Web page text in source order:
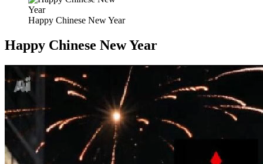
Happy Chinese New Year
Happy Chinese New Year